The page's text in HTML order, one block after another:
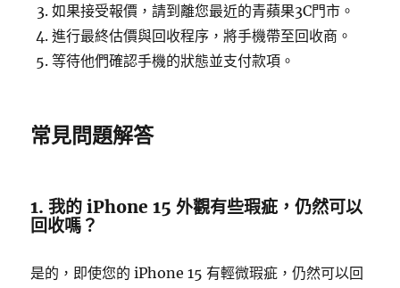
如果接受報價，請到離您最近的青蘋果3C門市。
進行最終估價與回收程序，將手機帶至回收商。
等待他們確認手機的狀態並支付款項。
常見問題解答
1. 我的 iPhone 15 外觀有些瑕疵，仍然可以
回收嗎？
是的，即使您的 iPhone 15 有輕微瑕疵，仍然可以回